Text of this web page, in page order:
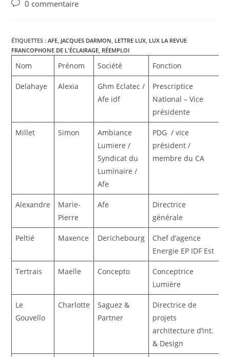
0 commentaire
ÉTIQUETTES :AFE, JACQUES DARMON, LETTRE LUX, LUX LA REVUE
FRANCOPHONE DE L'ÉCLAIRAGE, RÉEMPLOI
Nom Prénom Société Fonction
Delahaye Alexia
Ghm Eclatec /
Afe idf
Prescriptice
National – Vice
présidente
Millet Simon
Ambiance
Lumiere /
Syndicat du
Luminaire /
Afe
PDG / vice
président /
membre du CA
Alexandre
Marie-
Pierre
Afe
Directrice
générale
Peltié Maxence Derichebourg
Chef d’agence
Energie EP IDF Est
Tertrais Maelle Concepto
Conceptrice
Lumière
Le
Gouvello
Charlotte
Saguez &
Partner
Directrice de
projets
architecture d’int.
& Design